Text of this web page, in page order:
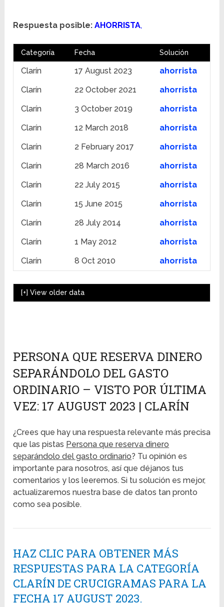
Respuesta posible: AHORRISTA,
Categoría Fecha Solución
Clarín 17 August 2023
ahorrista
Clarín
22 October 2021
ahorrista
Clarín
3 October 2019
ahorrista
Clarín
12 March 2018
ahorrista
Clarín
2 February 2017
ahorrista
Clarín
28 March 2016
ahorrista
Clarín
22 July 2015
ahorrista
Clarín
15 June 2015
ahorrista
Clarín
28 July 2014
ahorrista
Clarín
1 May 2012
ahorrista
Clarín
8 Oct 2010 ahorrista
[+]View older data
PERSONA QUE RESERVA DINERO
SEPARÁNDOLO DEL GASTO
ORDINARIO – VISTO POR ÚLTIMA
VEZ: 17 AUGUST 2023 | CLARÍN
¿Crees que hay una respuesta relevante más precisa
que las pistas Persona que reserva dinero
separándolo del gasto ordinario? Tu opinión es
importante para nosotros, así que déjanos tus
comentarios y los leeremos. Si tu solución es mejor,
actualizaremos nuestra base de datos tan pronto
como sea posible.
HAZ CLIC PARA OBTENER MÁS
RESPUESTAS PARA LA CATEGORÍA
CLARÍN DE CRUCIGRAMAS PARA LA
FECHA 17 AUGUST 2023.